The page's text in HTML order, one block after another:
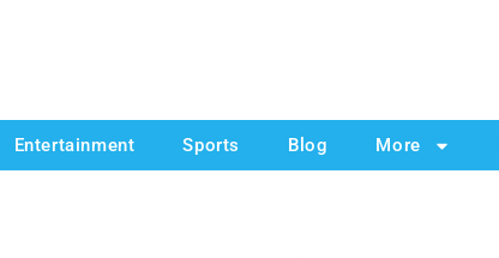
Entertainment Sports Blog More